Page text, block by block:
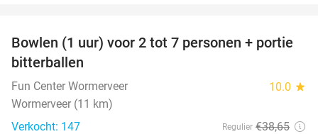
37%
Bowlen (1 uur) voor 2 tot 7 personen + portie
bitterballen
Fun Center Wormerveer 10.0 star
Wormerveer (11 km)
Verkocht: 147
Regulier €38,65